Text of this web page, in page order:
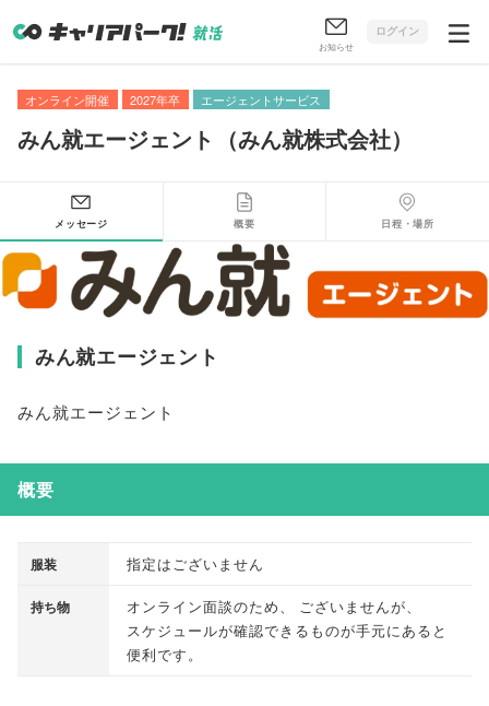
お知らせ
ログイン
オンライン開催 2027年卒 エージェントサービス
みん就エージェント （みん就株式会社）
メッセージ 概要 日程・場所
みん就エージェント
みん就エージェント
概要
服装 指定はございません
持ち物 オンライン面談のため、 ございませんが、
スケジュールが確認できるものが手元にあると
便利です。